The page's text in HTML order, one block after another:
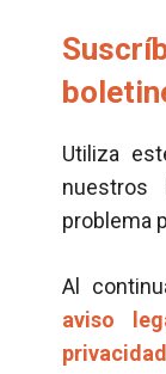
Utiliza
nuestros
problema
Al
aviso